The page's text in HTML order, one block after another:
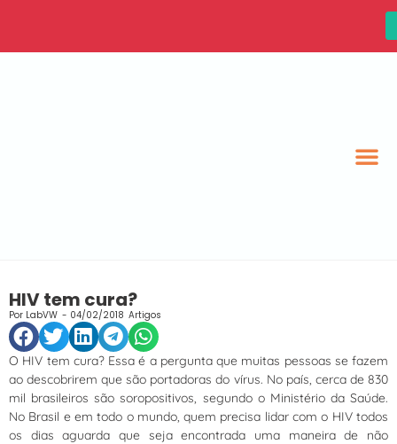
HIV tem cura?
Por LabVW - 04/02/2018 Artigos
O HIV tem cura? Essa é a pergunta que muitas pessoas se fazem
ao descobrirem que são portadoras do vírus. No país, cerca de 830
mil brasileiros são soropositivos, segundo o Ministério da Saúde.
No Brasil e em todo o mundo, quem precisa lidar com o HIV todos
os dias aguarda que seja encontrada uma maneira de não